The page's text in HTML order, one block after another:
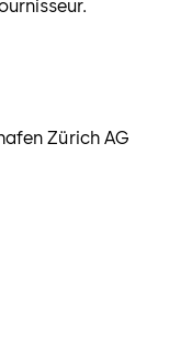
Zürich AG